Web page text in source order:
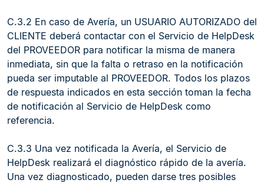
C.3.2 En caso de Avería, un USUARIO AUTORIZADO del
CLIENTE deberá contactar con el Servicio de HelpDesk
del PROVEEDOR para notificar la misma de manera
inmediata, sin que la falta o retraso en la notificación
pueda ser imputable al PROVEEDOR. Todos los plazos
de respuesta indicados en esta sección toman la fecha
de notificación al Servicio de HelpDesk como
referencia.
C.3.3 Una vez notificada la Avería, el Servicio de
HelpDesk realizará el diagnóstico rápido de la avería.
Una vez diagnosticado, pueden darse tres posibles